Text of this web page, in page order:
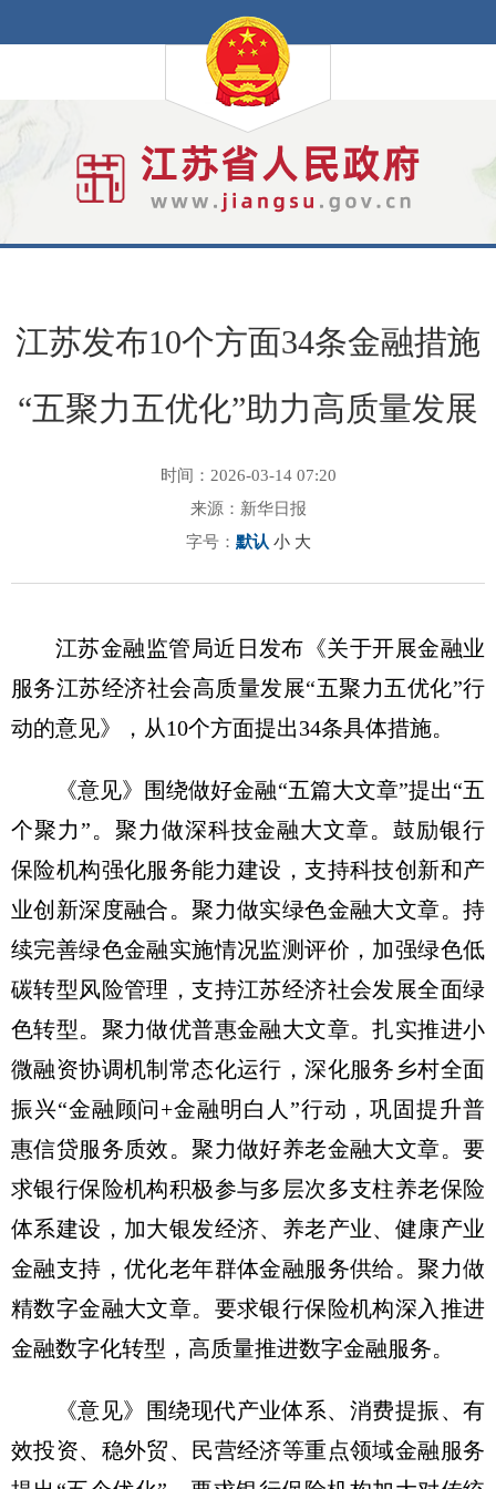
江苏发布10个方面34条金融措施
“五聚力五优化”助力高质量发展
时间：2026-03-14 07:20
来源：新华日报
字号： 默认 小 大
江苏金融监管局近日发布《关于开展金融业
服务江苏经济社会高质量发展“五聚力五优化”行
动的意见》，从10个方面提出34条具体措施。
《意见》围绕做好金融“五篇大文章”提出“五
个聚力”。聚力做深科技金融大文章。鼓励银行
保险机构强化服务能力建设，支持科技创新和产
业创新深度融合。聚力做实绿色金融大文章。持
续完善绿色金融实施情况监测评价，加强绿色低
碳转型风险管理，支持江苏经济社会发展全面绿
色转型。聚力做优普惠金融大文章。扎实推进小
微融资协调机制常态化运行，深化服务乡村全面
振兴“金融顾问+金融明白人”行动，巩固提升普
惠信贷服务质效。聚力做好养老金融大文章。要
求银行保险机构积极参与多层次多支柱养老保险
体系建设，加大银发经济、养老产业、健康产业
金融支持，优化老年群体金融服务供给。聚力做
精数字金融大文章。要求银行保险机构深入推进
金融数字化转型，高质量推进数字金融服务。
《意见》围绕现代产业体系、消费提振、有
效投资、稳外贸、民营经济等重点领域金融服务